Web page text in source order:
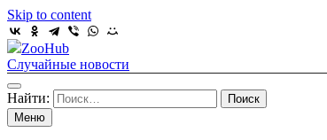
Skip to content
ZooHub
Случайные новости
Найти:
Меню